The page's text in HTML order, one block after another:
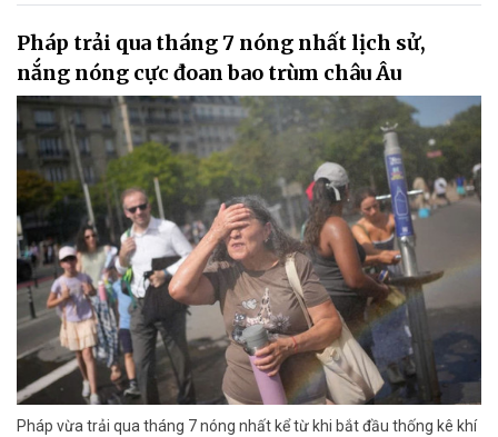
Pháp trải qua tháng 7 nóng nhất lịch sử,
nắng nóng cực đoan bao trùm châu Âu
Pháp vừa trải qua tháng 7 nóng nhất kể từ khi bắt đầu thống kê khí